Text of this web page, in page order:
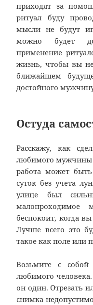
приходят за
ритуал буду
мысли не будут
можно будет
применение
жизнь, чтобы вы
ближайшем
достойного
Остуда
Расскажу, как
любимого мужчины
работа может
суток без учета
улице был
малопроходимое
беспокоит, когда
Лучше всего это
такое как поле или
Возьмите с
любимого
он один. Отрезать
снимка